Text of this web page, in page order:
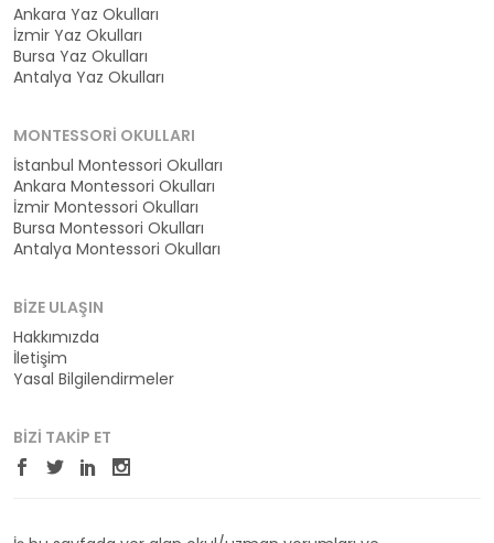
Ankara Yaz Okulları
İzmir Yaz Okulları
Bursa Yaz Okulları
Antalya Yaz Okulları
MONTESSORI OKULLARI
İstanbul Montessori Okulları
Ankara Montessori Okulları
İzmir Montessori Okulları
Bursa Montessori Okulları
Antalya Montessori Okulları
BIZE ULAŞIN
Hakkımızda
İletişim
Yasal Bilgilendirmeler
BIZI TAKIP ET